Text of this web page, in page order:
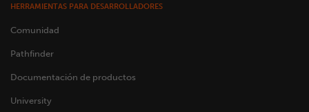
HERRAMIENTAS PARA DESARROLLADORES
Comunidad
Pathfinder
Documentación de productos
University